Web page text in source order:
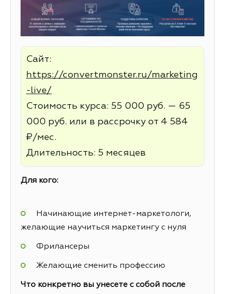
Сайт:
https://convertmonster.ru/marketing
-live/
Стоимость курса: 55 000 руб. — 65
000 руб. или в рассрочку от 4 584
₽/мес.
Длительность: 5 месяцев
Для кого:
Начинающие интернет-маркетологи,
желающие научиться маркетингу с нуля
Фрилансеры
Желающие сменить профессию
Что конкретно вы унесете с собой после